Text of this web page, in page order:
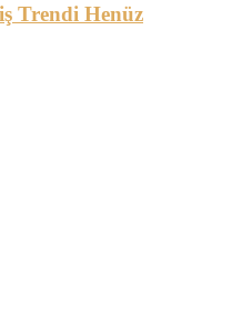
Trendi Henüz